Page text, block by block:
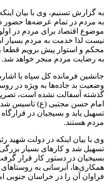
به گزارش تسنیم، وی با بیان
به مردم در تمام‌ عرضه‌ها حضور
موضوع اقتصاد برای مردم در
نیست لذا خدمت به مردم بسیار
محکم و استوار پیش برویم قطعا
به رضایت مردم منجر خواهد شد.
جانشین فرمانده کل سپاه با
گذشته آسفالت نشده است،
امام حسن مجتبی (ع) تاسیس شد
تسهیل یابد و بسیجیان در
مردم هستند.
وی با بیان اینکه در دولت شهید
تسهیل شد و کارهای بسیار
بسیجیان در دستور کار قرار
همکا‌ری‌ها، آبرسانی به
فراوان آن را در خراسان جنوبی